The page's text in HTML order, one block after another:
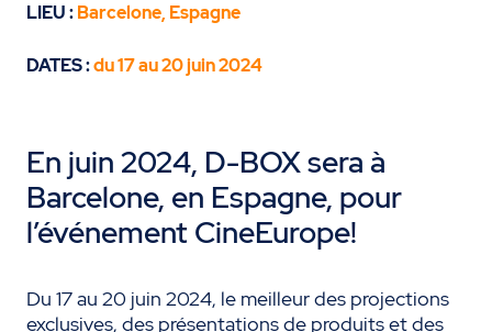
En juin 2024, D-BOX sera à
Barcelone, en Espagne, pour
l’événement CineEurope!
Du 17 au 20 juin 2024, le meilleur des projections
exclusives, des présentations de produits et des
LIEU :Barcelone, Espagne
DATES :du 17 au 20 juin 2024